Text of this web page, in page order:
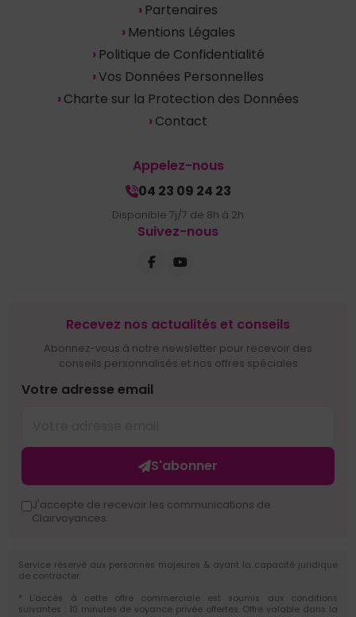
Partenaires
Mentions Légales
Politique de Confidentialité
Vos Données Personnelles
Charte sur la Protection des Données
Contact
Appelez-nous
04 23 09 24 23
Disponible 7j/7 de 8h à 2h
Suivez-nous
Recevez nos actualités et conseils
Abonnez-vous à notre newsletter pour recevoir des
conseils personnalisés et nos offres spéciales
Votre adresse email
S'abonner
J'accepte de recevoir les communications de
Clairvoyances
Yessir?
Service réservé aux personnes majeures & ayant la capacité juridique
de contracter.
* L'accès à cette offre commerciale est soumis aux conditions
suivantes : 10 minutes de voyance privée offertes. Offre valable dans la